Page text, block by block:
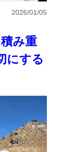
み重
にする
2026/01/05